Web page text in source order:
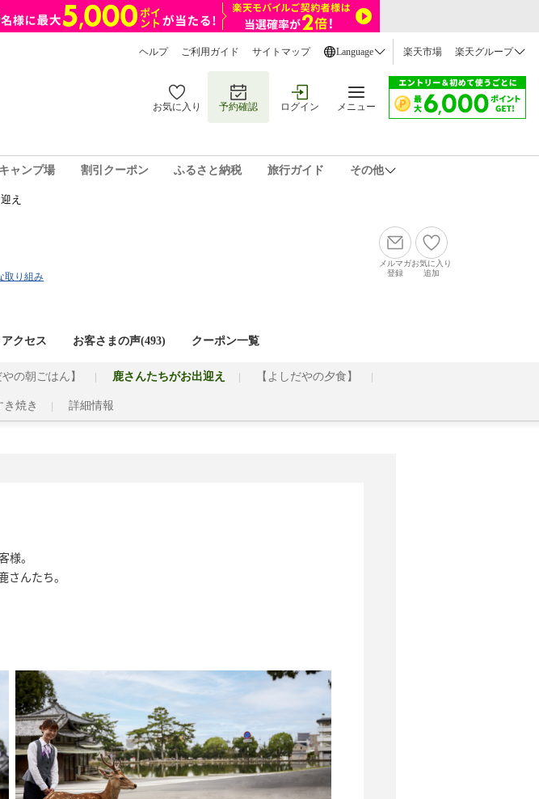
ヘルプ ご利用ガイド サイトマップ Language 楽天市場 楽天グループ
お気に入り 予約確認 ログイン メニュー
キャンプ場 割引クーポン ふるさと納税 旅行ガイド その他
え
取り組み
メルマガ
登録
お気に入り
追加
クセス お客さまの声(493) クーポン一覧
やの朝ごはん】 鹿さんたちがお出迎え 【よしだやの夕食】
焼き 詳細情報
。
んたち。